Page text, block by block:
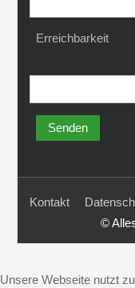
Erreichbarkeit
Kontakt
©
Unsere Webseite nutzt